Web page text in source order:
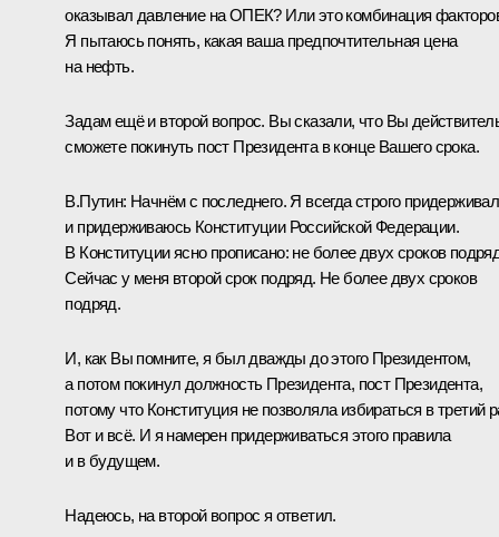
оказывал давление на ОПЕК? Или это комбинация
Я пытаюсь понять, какая ваша предпочтительная цена
на нефть.
Задам ещё и второй вопрос. Вы сказали, что Вы
сможете покинуть пост Президента в конце Вашего срока.
В.Путин: Начнём с последнего. Я всегда строго
и придерживаюсь Конституции Российской Федерации.
В Конституции ясно прописано: не более двух сроков
Сейчас у меня второй срок подряд. Не более двух сроков
подряд.
И, как Вы помните, я был дважды до этого Президентом,
а потом покинул должность Президента, пост Президента,
потому что Конституция не позволяла избираться в третий
Вот и всё. И я намерен придерживаться этого правила
и в будущем.
Надеюсь, на второй вопрос я ответил.